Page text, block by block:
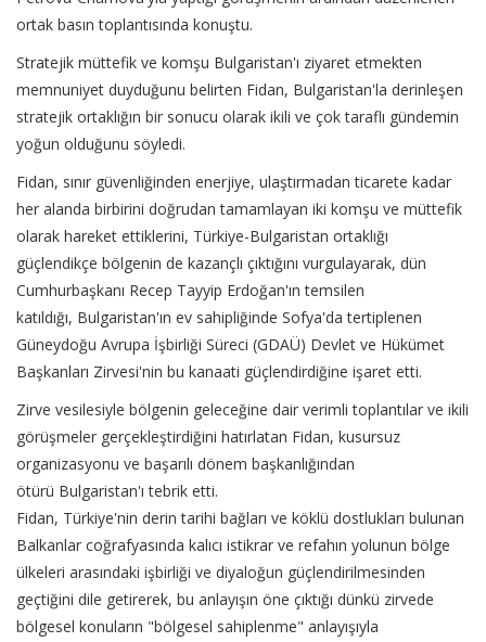
ortak basın toplantısında konuştu.
Stratejik müttefik ve komşu Bulgaristan'ı ziyaret etmekten
memnuniyet duyduğunu belirten Fidan, Bulgaristan'la derinleşen
stratejik ortaklığın bir sonucu olarak ikili ve çok taraflı gündemin
yoğun olduğunu söyledi.
Fidan, sınır güvenliğinden enerjiye, ulaştırmadan ticarete kadar
her alanda birbirini doğrudan tamamlayan iki komşu ve müttefik
olarak hareket ettiklerini, Türkiye-Bulgaristan ortaklığı
güçlendikçe bölgenin de kazançlı çıktığını vurgulayarak, dün
Cumhurbaşkanı Recep Tayyip Erdoğan'ın temsilen
katıldığı, Bulgaristan'ın ev sahipliğinde Sofya'da tertiplenen
Güneydoğu Avrupa İşbirliği Süreci (GDAÜ) Devlet ve Hükümet
Başkanları Zirvesi'nin bu kanaati güçlendirdiğine işaret etti.
Zirve vesilesiyle bölgenin geleceğine dair verimli toplantılar ve ikili
görüşmeler gerçekleştirdiğini hatırlatan Fidan, kusursuz
organizasyonu ve başarılı dönem başkanlığından
ötürü Bulgaristan'ı tebrik etti.
Fidan, Türkiye'nin derin tarihi bağları ve köklü dostlukları bulunan
Balkanlar coğrafyasında kalıcı istikrar ve refahın yolunun bölge
ülkeleri arasındaki işbirliği ve diyaloğun güçlendirilmesinden
geçtiğini dile getirerek, bu anlayışın öne çıktığı dünkü zirvede
bölgesel konuların "bölgesel sahiplenme" anlayışıyla